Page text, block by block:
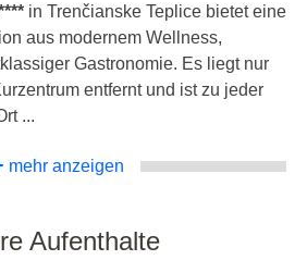
in Trenčianske Teplice bietet eine
aus modernem Wellness,
Gastronomie. Es liegt nur
entfernt und ist zu jeder
...
mehr anzeigen
Aufenthalte